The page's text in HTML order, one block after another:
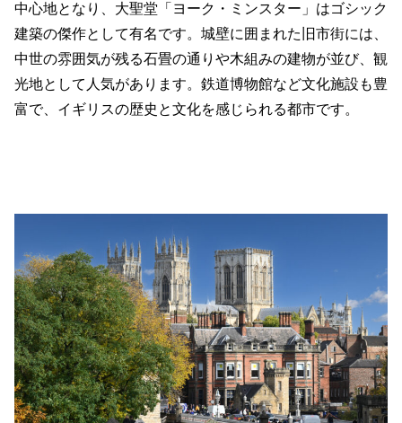
中心地となり、大聖堂「ヨーク・ミンスター」はゴシック
建築の傑作として有名です。城壁に囲まれた旧市街には、
中世の雰囲気が残る石畳の通りや木組みの建物が並び、観
光地として人気があります。鉄道博物館など文化施設も豊
富で、イギリスの歴史と文化を感じられる都市です。